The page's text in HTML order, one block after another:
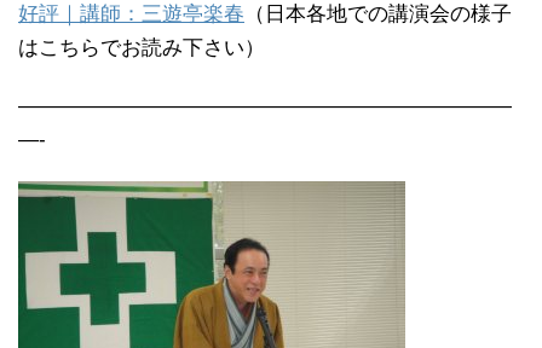
好評｜講師：三遊亭楽春 （日本各地での講演会の様子
はこちらでお読み下さい）
————————————————————————
—-